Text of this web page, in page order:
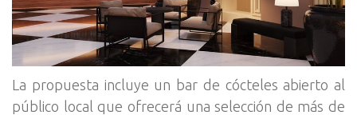
La propuesta incluye un bar de cócteles abierto al
público local que ofrecerá una selección de más de